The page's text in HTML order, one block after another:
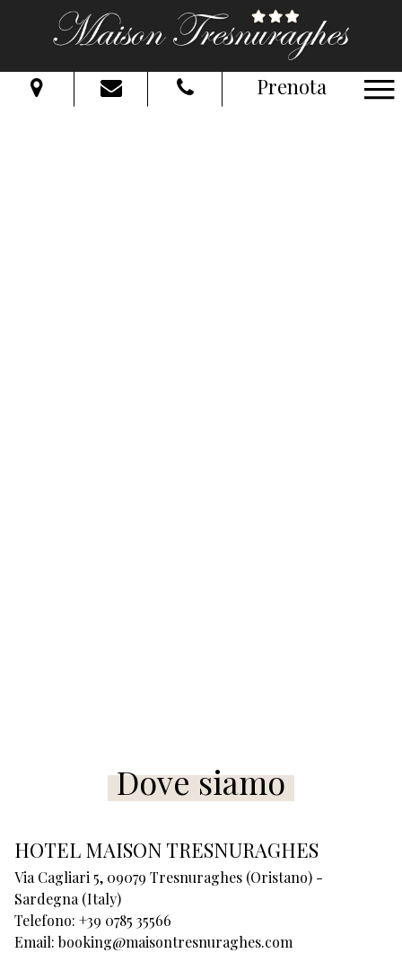
Prenota
Dove siamo
HOTEL MAISON TRESNURAGHES
Via Cagliari 5, 09079 Tresnuraghes (Oristano) -
Sardegna (Italy)
Telefono: +39 0785 35566
Email: booking@maisontresnuraghes.com